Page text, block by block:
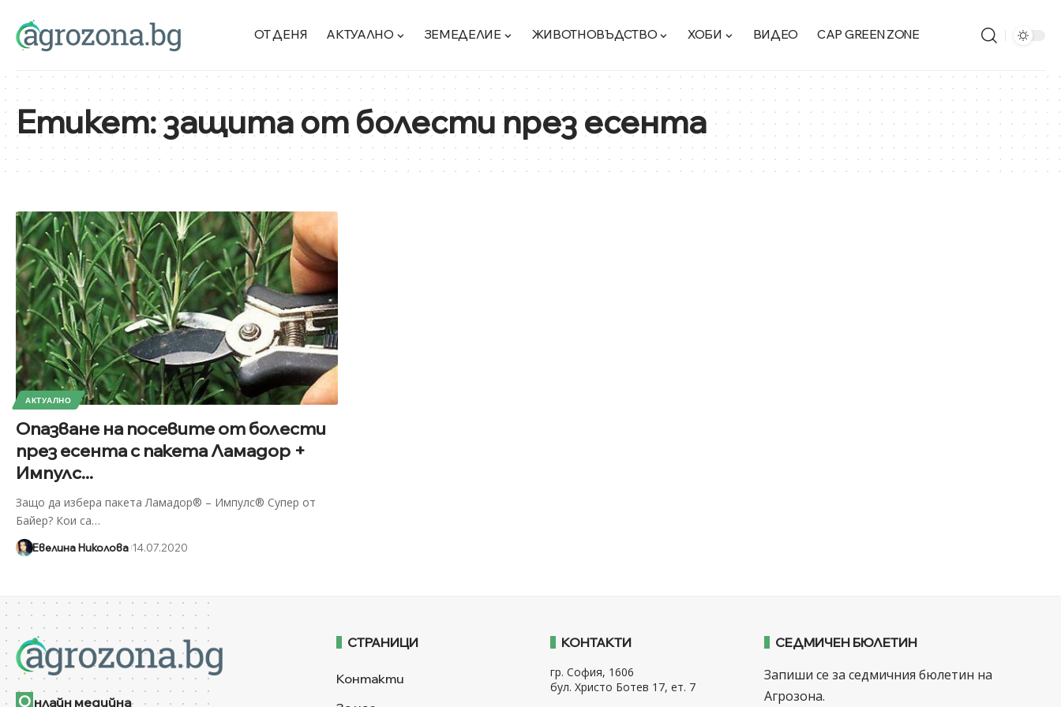
ОТ ДЕНЯ АКТУАЛНО ЗЕМЕДЕЛИЕ ЖИВОТНОВЪДСТВО ХОБИ ВИДЕО CAP GREEN ZONE
Етикет:защита от болести през есента
АКТУАЛНО
Опазване на посевите от болести
през есента с пакета Ламадор +
Импулс...
Защо да избера пакета Ламадор® – Импулс® Супер от
Байер? Кои са…
Евелина Николова 14.07.2020
О нлайн медийна
СТРАНИЦИ
Контакти
КОНТАКТИ
гр. София, 1606
бул. Христо Ботев 17, ет. 7
СЕДМИЧЕН БЮЛЕТИН
Запиши се за седмичния бюлетин на
Агрозона.